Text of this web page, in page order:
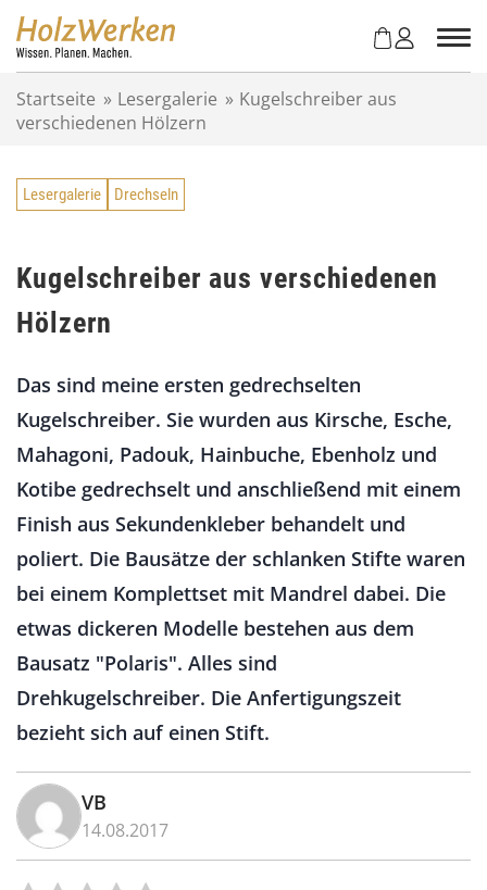
Startseite » Lesergalerie » Kugelschreiber aus
verschiedenen Hölzern
Lesergalerie Drechseln
Kugelschreiber aus verschiedenen
Hölzern
Das sind meine ersten gedrechselten
Kugelschreiber. Sie wurden aus Kirsche, Esche,
Mahagoni, Padouk, Hainbuche, Ebenholz und
Kotibe gedrechselt und anschließend mit einem
Finish aus Sekundenkleber behandelt und
poliert. Die Bausätze der schlanken Stifte waren
bei einem Komplettset mit Mandrel dabei. Die
etwas dickeren Modelle bestehen aus dem
Bausatz "Polaris". Alles sind
Drehkugelschreiber. Die Anfertigungszeit
bezieht sich auf einen Stift.
VB
14.08.2017